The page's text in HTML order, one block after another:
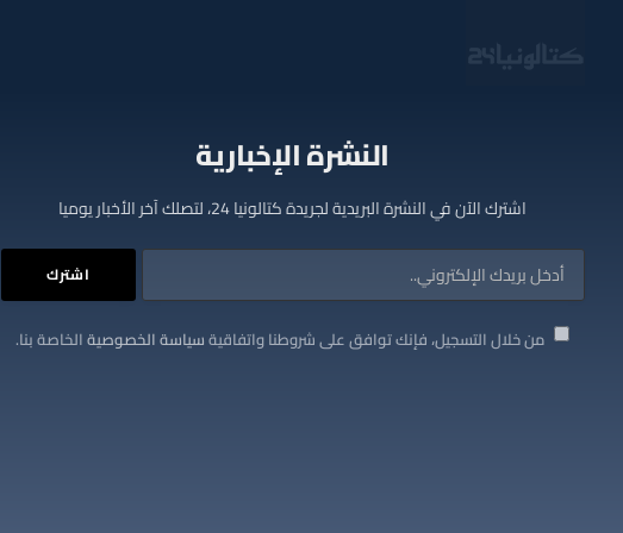
النشرة الإخبارية
اشترك الآن في النشرة البريدية لجريدة كتالونيا 24، لتصلك آخر الأخبار يوميا
من خلال التسجيل، فإنك توافق على شروطنا واتفاقيةسياسة الخصوصيةالخاصة بنا.